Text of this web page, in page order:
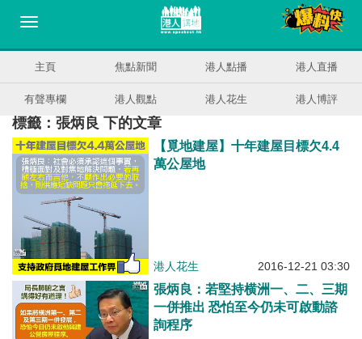
主頁 焦點新聞 港人點播 港人直播
有聲專欄 港人觀點 港人花生 港人博評
標籤：張炳良 下的文章
【覓地建屋】十年建屋目標欠4.4
萬公屋地
港人花生 2016-12-21 03:30
張炳良：若堅持横洲一、二、三期
一併推出 恐怕至今仍未可啟動諮
詢程序